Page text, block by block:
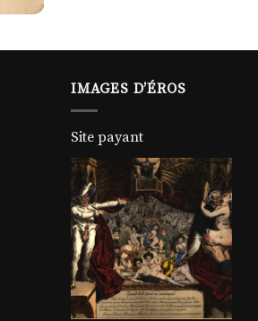
IMAGES D’ÉROS
Site payant